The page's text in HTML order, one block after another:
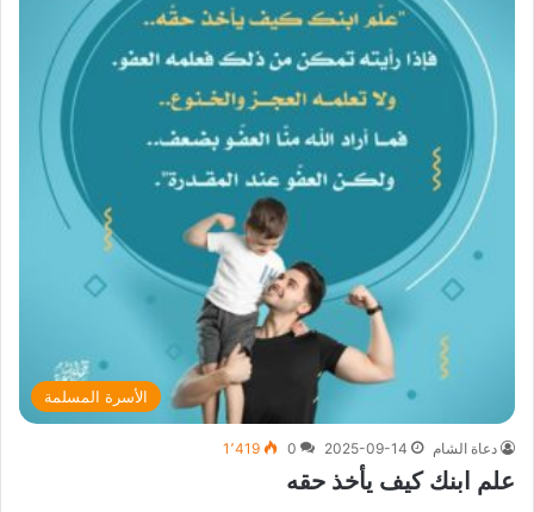
الأسرة المسلمة
دعاة الشام 2025-09-14
0 1٬419
علم ابنك كيف يأخذ حقه